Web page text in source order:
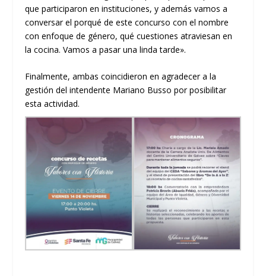
que participaron en instituciones, y además vamos a
conversar el porqué de este concurso con el nombre
con enfoque de género, qué cuestiones atraviesan en
la cocina. Vamos a pasar una linda tarde».
Finalmente, ambas coincidieron en agradecer a la
gestión del intendente Mariano Busso por posibilitar
esta actividad.